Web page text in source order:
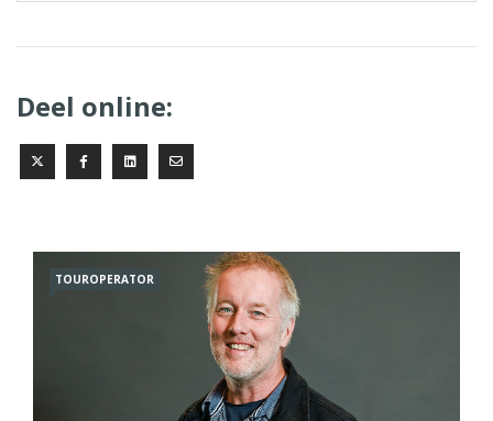
Deel online:
TOUROPERATOR